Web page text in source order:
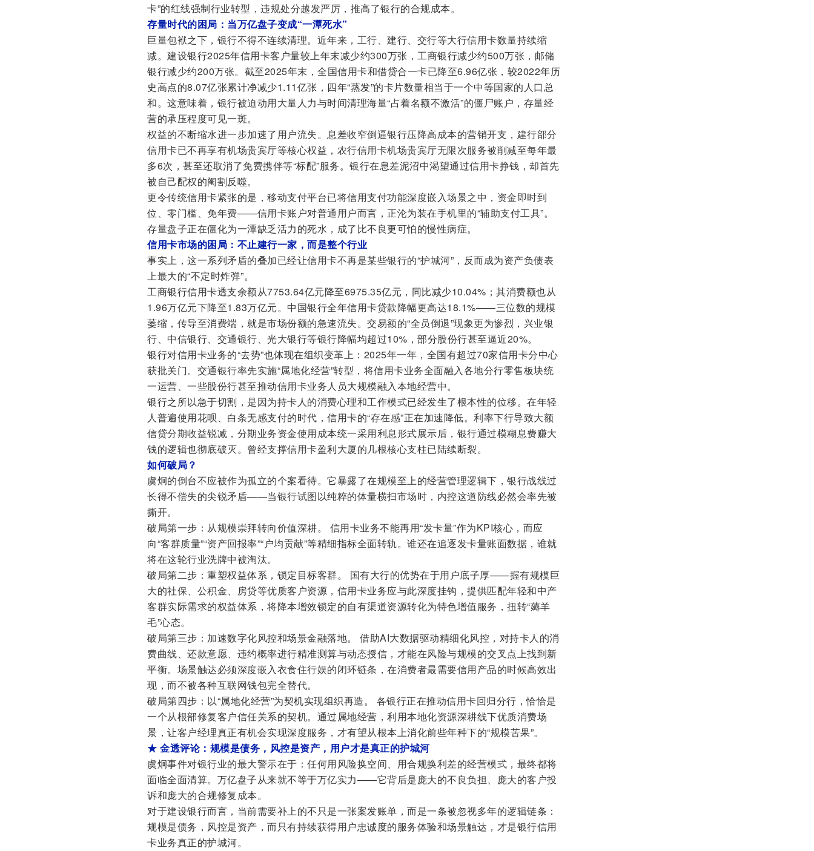
卡”的红线强制行业转型，违规处分越发严厉，推高了银行的合规成本。
存量时代的困局：当万亿盘子变成“一潭死水”
巨量包袱之下，银行不得不连续清理。近年来，工行、建行、交行等大行信用卡数量持续缩
减。建设银行2025年信用卡客户量较上年末减少约300万张，工商银行减少约500万张，邮储
银行减少约200万张。截至2025年末，全国信用卡和借贷合一卡已降至6.96亿张，较2022年历
史高点的8.07亿张累计净减少1.11亿张，四年“蒸发”的卡片数量相当于一个中等国家的人口总
和。这意味着，银行被迫动用大量人力与时间清理海量“占着名额不激活”的僵尸账户，存量经
营的承压程度可见一斑。
权益的不断缩水进一步加速了用户流失。息差收窄倒逼银行压降高成本的营销开支，建行部分
信用卡已不再享有机场贵宾厅等核心权益，农行信用卡机场贵宾厅无限次服务被削减至每年最
多6次，甚至还取消了免费携伴等“标配”服务。银行在息差泥沼中渴望通过信用卡挣钱，却首先
被自己配权的阉割反噬。
更令传统信用卡紧张的是，移动支付平台已将信用支付功能深度嵌入场景之中，资金即时到
位、零门槛、免年费——信用卡账户对普通用户而言，正沦为装在手机里的“辅助支付工具”。
存量盘子正在僵化为一潭缺乏活力的死水，成了比不良更可怕的慢性病症。
信用卡市场的困局：不止建行一家，而是整个行业
事实上，这一系列矛盾的叠加已经让信用卡不再是某些银行的“护城河”，反而成为资产负债表
上最大的“不定时炸弹”。
工商银行信用卡透支余额从7753.64亿元降至6975.35亿元，同比减少10.04%；其消费额也从
1.96万亿元下降至1.83万亿元。中国银行全年信用卡贷款降幅更高达18.1%——三位数的规模
萎缩，传导至消费端，就是市场份额的急速流失。交易额的“全员倒退”现象更为惨烈，兴业银
行、中信银行、交通银行、光大银行等银行降幅均超过10%，部分股份行甚至逼近20%。
银行对信用卡业务的“去势”也体现在组织变革上：2025年一年，全国有超过70家信用卡分中心
获批关门。交通银行率先实施“属地化经营”转型，将信用卡业务全面融入各地分行零售板块统
一运营、一些股份行甚至推动信用卡业务人员大规模融入本地经营中。
银行之所以急于切割，是因为持卡人的消费心理和工作模式已经发生了根本性的位移。在年轻
人普遍使用花呗、白条无感支付的时代，信用卡的“存在感”正在加速降低。利率下行导致大额
信贷分期收益锐减，分期业务资金使用成本统一采用利息形式展示后，银行通过模糊息费赚大
钱的逻辑也彻底破灭。曾经支撑信用卡盈利大厦的几根核心支柱已陆续断裂。
如何破局？
虞炯的倒台不应被作为孤立的个案看待。它暴露了在规模至上的经营管理逻辑下，银行战线过
长得不偿失的尖锐矛盾——当银行试图以纯粹的体量横扫市场时，内控这道防线必然会率先被
撕开。
破局第一步：从规模崇拜转向价值深耕。 信用卡业务不能再用“发卡量”作为KPI核心，而应
向“客群质量”“资产回报率”“户均贡献”等精细指标全面转轨。谁还在追逐发卡量账面数据，谁就
将在这轮行业洗牌中被淘汰。
破局第二步：重塑权益体系，锁定目标客群。 国有大行的优势在于用户底子厚——握有规模巨
大的社保、公积金、房贷等优质客户资源，信用卡业务应与此深度挂钩，提供匹配年轻和中产
客群实际需求的权益体系，将降本增效锁定的自有渠道资源转化为特色增值服务，扭转“薅羊
毛”心态。
破局第三步：加速数字化风控和场景金融落地。 借助AI大数据驱动精细化风控，对持卡人的消
费曲线、还款意愿、违约概率进行精准测算与动态授信，才能在风险与规模的交叉点上找到新
平衡。场景触达必须深度嵌入衣食住行娱的闭环链条，在消费者最需要信用产品的时候高效出
现，而不被各种互联网钱包完全替代。
破局第四步：以“属地化经营”为契机实现组织再造。 各银行正在推动信用卡回归分行，恰恰是
一个从根部修复客户信任关系的契机。通过属地经营，利用本地化资源深耕线下优质消费场
景，让客户经理真正有机会实现深度服务，才有望从根本上消化前些年种下的“规模苦果”。
★ 金透评论：规模是债务，风控是资产，用户才是真正的护城河
虞炯事件对银行业的最大警示在于：任何用风险换空间、用合规换利差的经营模式，最终都将
面临全面清算。万亿盘子从来就不等于万亿实力——它背后是庞大的不良负担、庞大的客户投
诉和庞大的合规修复成本。
对于建设银行而言，当前需要补上的不只是一张案发账单，而是一条被忽视多年的逻辑链条：
规模是债务，风控是资产，而只有持续获得用户忠诚度的服务体验和场景触达，才是银行信用
卡业务真正的护城河。